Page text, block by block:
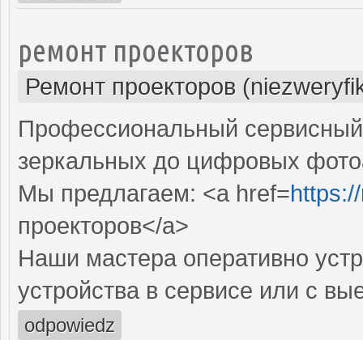
ремонт проекторов
Ремонт проекторов
Профессиональный
зеркальных до цифровых
Мы предлагаем: <a href=
проекторов</a>
Наши мастера оперативно
устройства в сервисе или с
odpowiedz